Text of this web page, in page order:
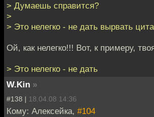
> Думаешь справится?
>
> Это нелегко - не дать вырвать
Ой, как нелегко!!! Вот, к примеру,
> Это нелегко - не дать
W.Kin »
#138 | 18.04.08 14:36
Кому: Алексейка, #104